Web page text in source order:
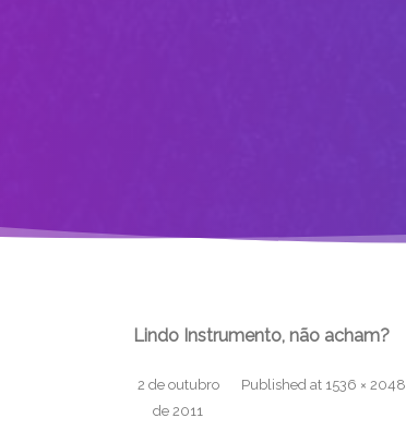
Lindo Instrumento, não acham?
Published
2 de outubro
de 2011
at 1536 × 2048